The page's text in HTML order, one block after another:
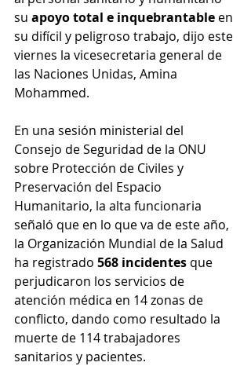
su apoyo total e inquebrantable en
su difícil y peligroso trabajo, dijo este
viernes la vicesecretaria general de
las Naciones Unidas, Amina
Mohammed.
En una sesión ministerial del
Consejo de Seguridad de la ONU
sobre Protección de Civiles y
Preservación del Espacio
Humanitario, la alta funcionaria
señaló que en lo que va de este año,
la Organización Mundial de la Salud
ha registrado 568 incidentes que
perjudicaron los servicios de
atención médica en 14 zonas de
conflicto, dando como resultado la
muerte de 114 trabajadores
sanitarios y pacientes.